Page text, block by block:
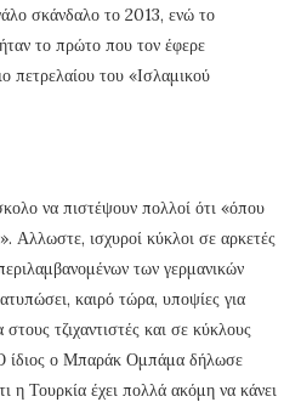
σκάνδαλο το 2013, ενώ το
το πρώτο που τον έφερε
πετρελαίου του «Ισλαμικού
να πιστέψουν πολλοί ότι «όπου
Αλλωστε, ισχυροί κύκλοι σε αρκετές
των γερμανικών
καιρό τώρα, υποψίες για
τζιχαντιστές και σε κύκλους
ίδιος ο Μπαράκ Ομπάμα δήλωσε
η Τουρκία έχει πολλά ακόμη να κάνει